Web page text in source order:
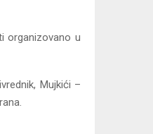
organizovano u
Mujkići –